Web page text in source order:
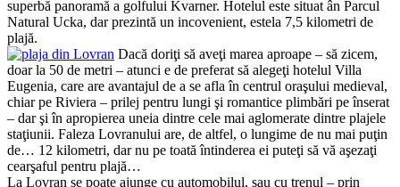
superbă panoramă a golfului Kvarner. Hotelul este situat ân Parcul
Natural Ucka, dar prezintă un incovenient, estela 7,5 kilometri de
plajă.
Dacă doriţi să aveţi marea aproape – să zicem,
doar la 50 de metri – atunci e de preferat să alegeţi hotelul Villa
Eugenia, care are avantajul de a se afla în centrul oraşului medieval,
chiar pe Riviera – prilej pentru lungi şi romantice plimbări pe înserat
– dar şi în apropierea uneia dintre cele mai aglomerate dintre plajele
staţiunii. Faleza Lovranului are, de altfel, o lungime de nu mai puţin
de… 12 kilometri, dar nu pe toată întinderea ei puteţi să vă aşezaţi
cearşaful pentru plajă…
La Lovran se poate ajunge cu automobilul, sau cu trenul – prin